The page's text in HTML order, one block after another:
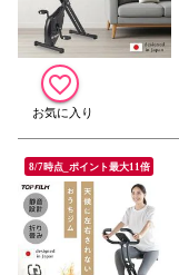
8/7時点_ポイント最大11倍